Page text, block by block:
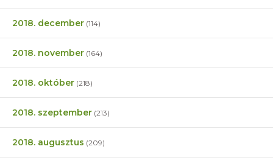
2018. december (114)
2018. november (164)
2018. október (218)
2018. szeptember (213)
2018. augusztus (209)